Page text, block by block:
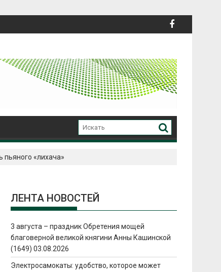
«лихача»
ЛЕНТА НОВОСТЕЙ
3 августа – праздник Обретения мощей
благоверной великой княгини Анны Кашинской
(1649) 03.08.2026
Электросамокаты: удобство, которое может